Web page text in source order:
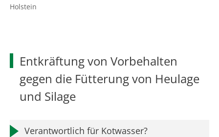
Holstein
Entkräftung von Vorbehalten
gegen die Fütterung von Heulage
und Silage
Verantwortlich für Kotwasser?